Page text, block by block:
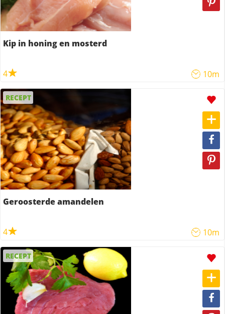
Kip in honing en mosterd
4 10m
RECEPT
Geroosterde amandelen
4 10m
RECEPT